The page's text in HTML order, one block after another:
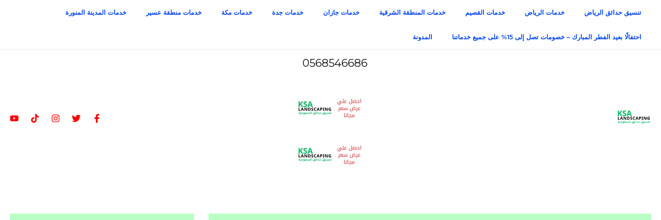
المحتوى
تنسيق حدائق الرياض خدمات الرياض خدمات القصيم خدمات المنطقة الشرقية خدمات جازان خدمات جدة خدمات مكة خدمات منطقة عسير خدمات المدينة المنورة
احتفالًا بعيد الفطر المبارك – خصومات تصل إلى 15% على جميع خدماتنا المدونة
0568546686